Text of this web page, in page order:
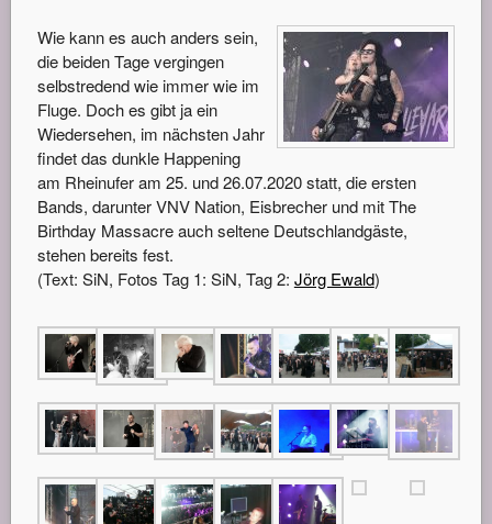
Wie kann es auch anders sein,
die beiden Tage vergingen
selbstredend wie immer wie im
Fluge. Doch es gibt ja ein
Wiedersehen, im nächsten Jahr
findet das dunkle Happening
am Rheinufer am 25. und 26.07.2020 statt, die ersten
Bands, darunter VNV Nation, Eisbrecher und mit The
Birthday Massacre auch seltene Deutschlandgäste,
stehen bereits fest.
(Text: SiN, Fotos Tag 1: SiN, Tag 2: Jörg Ewald)